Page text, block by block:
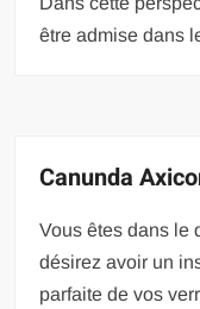
être admise dans
Canunda
Vous êtes dans le
désirez avoir un
parfaite de vos